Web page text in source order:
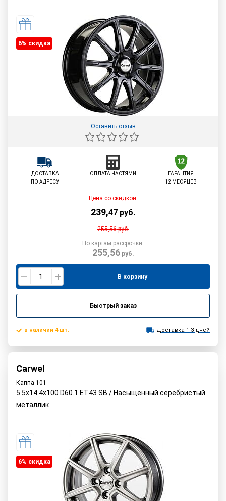
6% cкидка
Оставить отзыв
ДОСТАВКА
ПО АДРЕСУ
ОПЛАТА ЧАСТЯМИ
ГАРАНТИЯ
12 МЕСЯЦЕВ
Цена со скидкой:
239,47 руб.
255,56руб.
По картам рассрочки:
255,56руб.
В корзину
Быстрый заказ
в наличии 4 шт. Доставка 1-3 дней
Carwel
Каппа 101
5.5x14 4x100 D60.1 ET43 SB / Насыщенный серебристый
металлик
6% cкидка